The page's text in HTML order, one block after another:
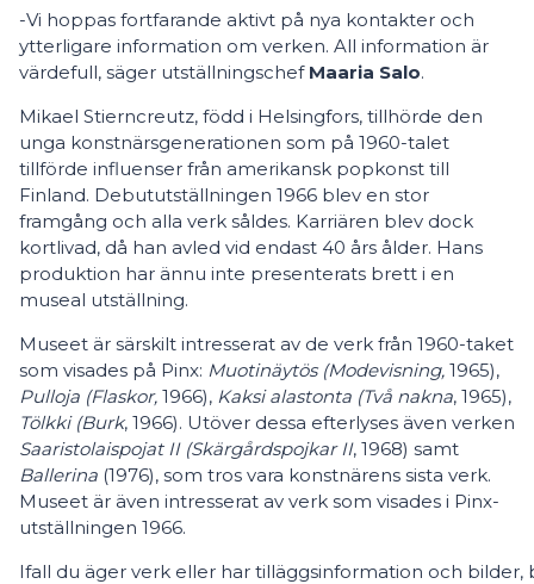
-Vi hoppas fortfarande aktivt på nya kontakter och
ytterligare information om verken. All information är
värdefull, säger utställningschef Maaria Salo.
Mikael Stierncreutz, född i Helsingfors, tillhörde den
unga konstnärsgenerationen som på 1960-talet
tillförde influenser från amerikansk popkonst till
Finland. Debututställningen 1966 blev en stor
framgång och alla verk såldes. Karriären blev dock
kortlivad, då han avled vid endast 40 års ålder. Hans
produktion har ännu inte presenterats brett i en
museal utställning.
Museet är särskilt intresserat av de verk från 1960-taket
som visades på Pinx: Muotinäytös (Modevisning, 1965),
Pulloja (Flaskor, 1966), Kaksi alastonta (Två nakna, 1965),
Tölkki (Burk, 1966). Utöver dessa efterlyses även verken
Saaristolaispojat II (Skärgårdspojkar II, 1968) samt
Ballerina (1976), som tros vara konstnärens sista verk.
Museet är även intresserat av verk som visades i Pinx-
utställningen 1966.
Ifall du äger verk eller har tilläggsinformation och bilder,